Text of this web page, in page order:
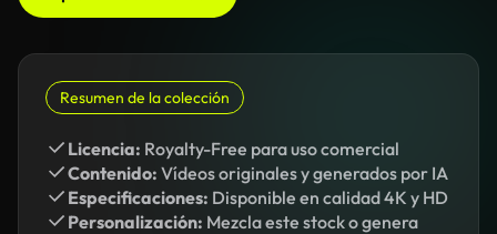
Resumen de la colección
Licencia: Royalty-Free para uso comercial
Contenido: Vídeos originales y generados por IA
Especificaciones: Disponible en calidad 4K y HD
Personalización: Mezcla este stock o genera